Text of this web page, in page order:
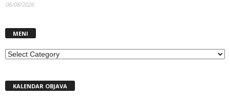
06/08/2026
MENI
MENI
KALENDAR OBJAVA